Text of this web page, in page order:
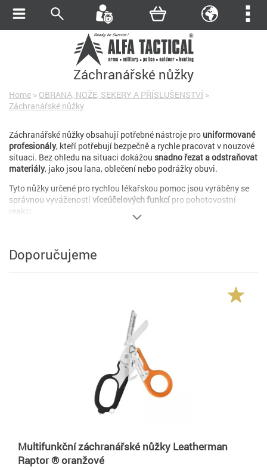
Záchranářské nůžky
Home > OBRANA, NOŽE, SEKERY A PŘÍSLUŠENSTVÍ >
Záchranářské nůžky
Záchranářské nůžky obsahují potřebné nástroje pro uniformované
profesionály, kteří potřebují bezpečně a rychle pracovat v nouzové
situaci. Bez ohledu na situaci dokážou snadno řezat a odstraňovat
materiály, jako jsou lana, oblečení nebo podrážky obuvi.
Tyto nůžky určené pro rychlou lékařskou pomoc jsou vyráběny se
správnou vyváženostívíceúčelových funkcí pro pohotovostní
reakci.
Doporučujeme
Multifunkční záchranářské nůžky Leatherman
Raptor ® oranžové